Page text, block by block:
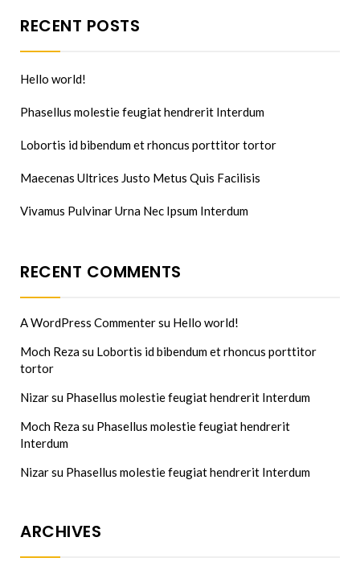
RECENT POSTS
Hello world!
Phasellus molestie feugiat hendrerit Interdum
Lobortis id bibendum et rhoncus porttitor tortor
Maecenas Ultrices Justo Metus Quis Facilisis
Vivamus Pulvinar Urna Nec Ipsum Interdum
RECENT COMMENTS
A WordPress Commentersu Hello world!
Moch Rezasu Lobortis id bibendum et rhoncus porttitor
tortor
Nizarsu Phasellus molestie feugiat hendrerit Interdum
Moch Rezasu Phasellus molestie feugiat hendrerit
Interdum
Nizarsu Phasellus molestie feugiat hendrerit Interdum
ARCHIVES